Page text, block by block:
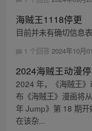
海贼王1118停更
目前并未有确切信息
1 个回答 2024年10月
2024海贼王动漫
2024 年，《海贼王
布《海贼王》漫画将
年 Jump》第 18 期
在该杂...